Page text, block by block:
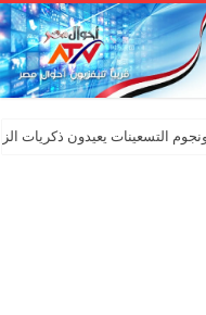
التسعينات يعيدون ذكريات